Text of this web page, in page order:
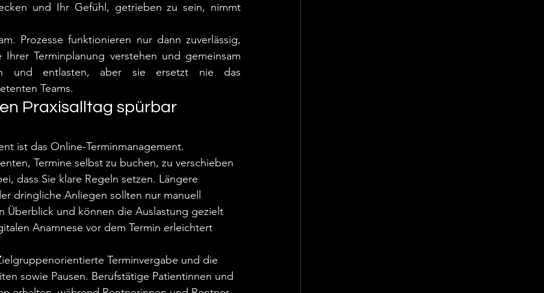
und Ihr Gefühl, getrieben zu sein, nimmt
Prozesse funktionieren nur dann zuverlässig,
Terminplanung verstehen und gemeinsam
und entlasten, aber sie ersetzt nie das
Teams.
Praxisalltag spürbar
ist das Online-Terminmanagement.
Termine selbst zu buchen, zu verschieben
dass Sie klare Regeln setzen. Längere
dringliche Anliegen sollten nur manuell
Überblick und können die Auslastung gezielt
Anamnese vor dem Termin erleichtert
Terminvergabe und die
sowie Pausen. Berufstätige Patientinnen und